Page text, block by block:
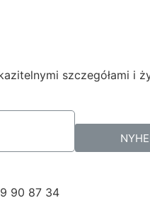
szczegółami i
90 87 34